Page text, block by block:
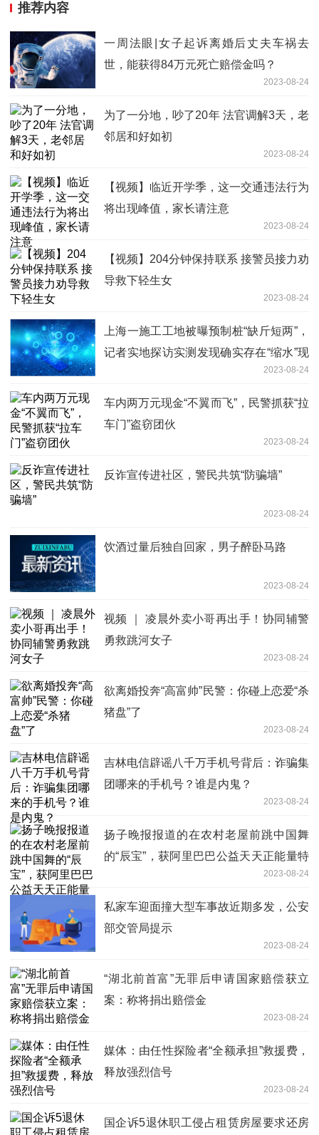
推荐内容
一周法眼|女子起诉离婚后丈夫车祸去
世，能获得84万元死亡赔偿金吗？
2023-08-24
为了一分地，吵了20年 法官调解3天，老
邻居和好如初
2023-08-24
【视频】临近开学季，这一交通违法行为
将出现峰值，家长请注意
2023-08-24
【视频】204分钟保持联系 接警员接力劝
导救下轻生女
2023-08-24
上海一施工工地被曝预制桩“缺斤短两”，
记者实地探访实测发现确实存在“缩水”现
2023-08-24
车内两万元现金“不翼而飞”，民警抓获“拉
车门”盗窃团伙
2023-08-24
反诈宣传进社区，警民共筑“防骗墙”
2023-08-24
饮酒过量后独自回家，男子醉卧马路
2023-08-24
视频 ｜ 凌晨外卖小哥再出手！协同辅警
勇救跳河女子
2023-08-24
欲离婚投奔“高富帅”民警：你碰上恋爱“杀
猪盘”了
2023-08-24
吉林电信辟谣八千万手机号背后：诈骗集
团哪来的手机号？谁是内鬼？
2023-08-24
扬子晚报报道的在农村老屋前跳中国舞
的“辰宝”，获阿里巴巴公益天天正能量特
2023-08-24
私家车迎面撞大型车事故近期多发，公安
部交管局提示
2023-08-24
“湖北前首富”无罪后申请国家赔偿获立
案：称将捐出赔偿金
2023-08-24
媒体：由任性探险者“全额承担”救援费，
释放强烈信号
2023-08-24
国企诉5退休职工侵占租赁房屋要求还房